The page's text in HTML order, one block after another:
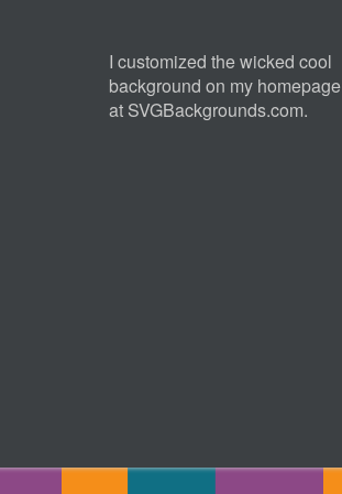
I customized the wicked cool
background on my homepage
at SVGBackgrounds.com.